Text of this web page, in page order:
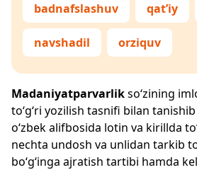
badnafslashuv qat’iy
navshadil orziquv
Madaniyatparvarlikso‘zining
to‘g‘ri yozilish tasnifi bilan
o‘zbek alifbosida lotin va kirillda
nechta undosh va unlidan tarkib
bo‘g‘inga ajratish tartibi hamda